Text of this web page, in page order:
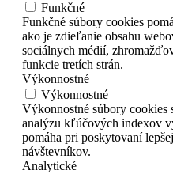
Funkčné
Funkčné súbory cookies
ako je zdieľanie obsahu
sociálnych médií,
funkcie tretích strán.
Výkonnostné
Výkonnostné
Výkonnostné súbory cookies
analýzu kľúčových indexov
pomáha pri poskytovaní
návštevníkov.
Analytické